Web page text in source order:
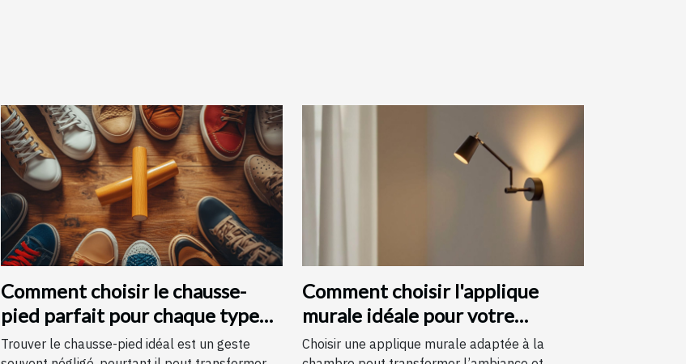
Comment choisir le chausse-
pied parfait pour chaque type
de chaussure
Trouver le chausse-pied idéal est un geste
Comment choisir l'applique
murale idéale pour votre
chambre
Choisir une applique murale adaptée à la